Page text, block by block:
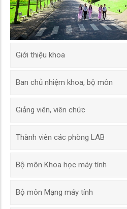
Giới thiệu khoa
Ban chủ nhiệm khoa, bộ môn
Giảng viên, viên chức
Thành viên các phòng LAB
Bộ môn Khoa học máy tính
Bộ môn Mạng máy tính